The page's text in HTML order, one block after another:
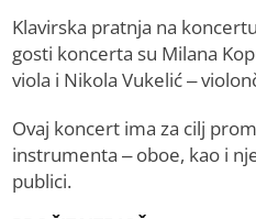
Klavirska pratnja na
gosti koncerta su Milana
viola i Nikola Vukelić –
Ovaj koncert ima za cilj
instrumenta – oboe, kao i
publici.